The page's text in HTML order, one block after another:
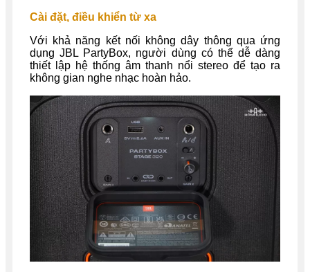
Cài đặt, điều khiển từ xa
Với khả năng kết nối không dây thông qua ứng
dụng JBL PartyBox, người dùng có thể dễ dàng
thiết lập hệ thống âm thanh nổi stereo để tạo ra
không gian nghe nhạc hoàn hảo.